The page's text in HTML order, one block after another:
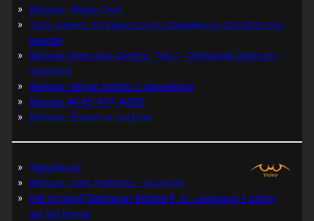
Batman: Wojna Cieni
Tuzy Jokera: 13 klasycznych opowieści o zbrodniczym
klaunie
Batman Detective Comics, Tom 1: Gothamski Nokturn:
Uwertura
Batman: Wojna żartów z zagadkami
Batman #445-447, #480
Batman: Śmierć w rodzinie
Wątpliwość
Batman: Dark Patterns – recenzja
Nie prześpij Batmana i Robina P. K. Johnsona + zimny
jak lód bonus